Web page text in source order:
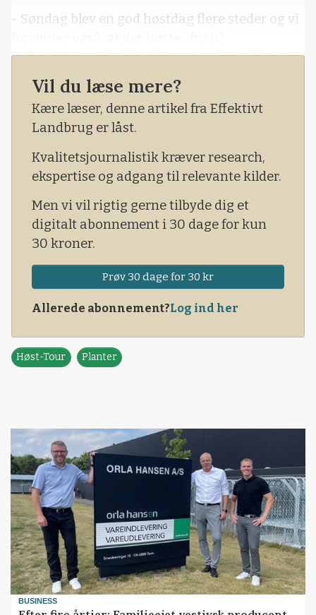
- Søndag blev en god høstdag flere steder og vi
Lolland/Falster mandag, hvor man i øvrigt er
langt fremme med en god frøhøst, fortæller
Birthe Kjærsgaard, avlschef for Østdanmark
hos DLF.
gennemsnitlig med et lille plus.
Vil du læse mere?
Kære læser, denne artikel fra Effektivt
Landbrug er låst.
Kvalitetsjournalistik kræver research,
ekspertise og adgang til relevante kilder.
Men vi vil rigtig gerne tilbyde dig et
digitalt abonnement i 30 dage for kun
30 kroner.
Prøv 30 dage for 30 kr
Allerede abonnement?Log ind her
Høst-Tour Planter
BUSINESS